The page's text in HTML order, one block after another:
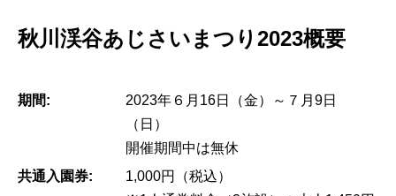
秋川渓谷あじさいまつり2023概要
期間:
2023年６月16日（金）～７月9日
（日）
開催期間中は無休
共通入園券:
1,000円（税込）